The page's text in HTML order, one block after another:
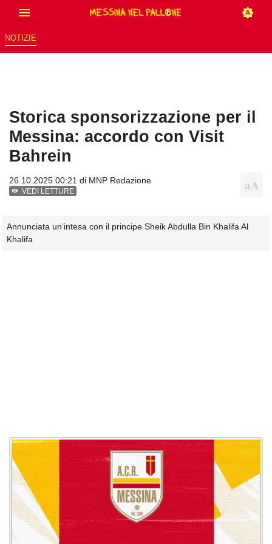
NOTIZIE
Storica sponsorizzazione per il
Messina: accordo con Visit
Bahrein
26.10.2025 00:21 di MNP Redazione
VEDI LETTURE
Annunciata un'intesa con il principe Sheik Abdulla Bin Khalifa Al
Khalifa